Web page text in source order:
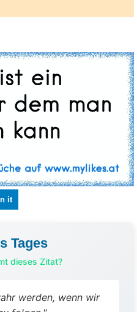
it
Tages
dieses Zitat?
werden, wenn wir